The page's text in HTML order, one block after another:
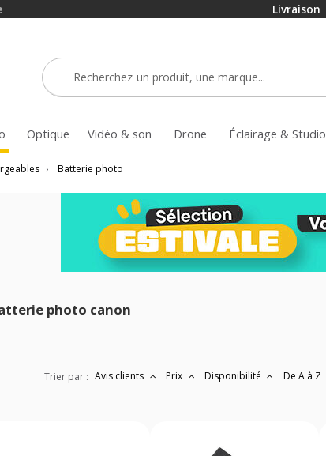
Livraison
Optique Vidéo & son Drone Éclairage & Studio
› Batterie photo
photo canon
Trier par : Avis clients Prix Disponibilité De A à Z